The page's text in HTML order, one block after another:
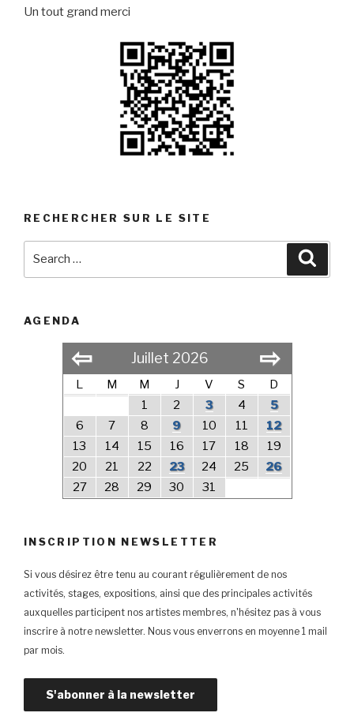
Un tout grand merci
RECHERCHER SUR LE SITE
AGENDA
⇦ Juillet 2026 ⇨
L M M J V S
D
1
2 3 4
5
6
7 8 9 10 11
12
13
14 15 16 17 18
19
20
21 22 23 24 25
26
27
28 29 30 31
INSCRIPTION NEWSLETTER
Si vous désirez être tenu au courant régulièrement de nos
activités, stages, expositions, ainsi que des principales activités
auxquelles participent nos artistes membres, n'hésitez pas à vous
inscrire à notre newsletter. Nous vous enverrons en moyenne 1 mail
par mois.